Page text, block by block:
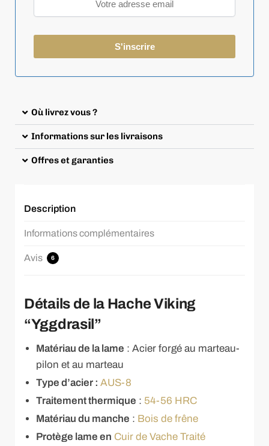
Où livrez vous ?
Informations sur les livraisons
Offres et garanties
Description
Informations complémentaires
Avis 6
Détails de la Hache Viking
“Yggdrasil”
Matériau de la lame : Acier forgé au marteau-
pilon et au marteau
Type d’acier : AUS-8
Traitement thermique : 54-56 HRC
Matériau du manche : Bois de frêne
Protège lame en Cuir de Vache Traité